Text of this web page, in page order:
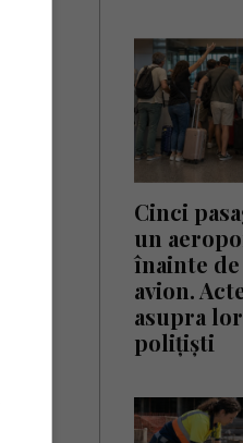
Cinci
un
înainte
avion.
asupra
polițiști